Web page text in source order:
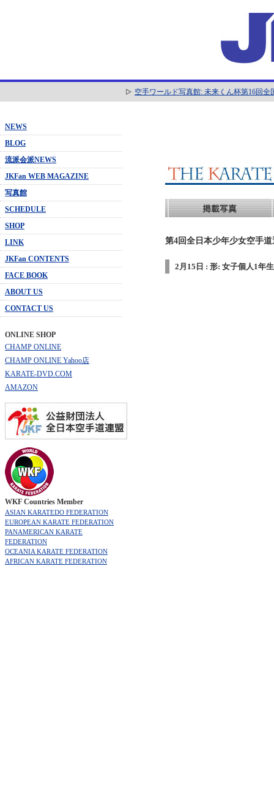
空手ワールド写真館: 未来くん杯第16回
NEWS
BLOG
流派会派NEWS
JKFan WEB MAGAZINE
写真館
SCHEDULE
SHOP
LINK
JKFan CONTENTS
FACE BOOK
ABOUT US
CONTACT US
ONLINE SHOP
CHAMP ONLINE
CHAMP ONLINE Yahoo店
KARATE-DVD.COM
AMAZON
WKF Countries Member
ASIAN KARATEDO FEDERATION
EUROPEAN KARATE FEDERATION
PANAMERICAN KARATE
FEDERATION
OCEANIA KARATE FEDERATION
AFRICAN KARATE FEDERATION
第4回全日本少年少女空手
2月15日 : 形: 女子個人1年